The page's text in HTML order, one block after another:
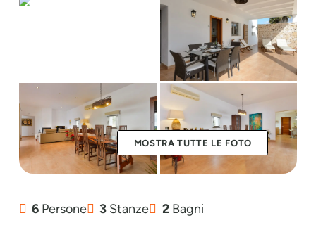
MOSTRA TUTTE LE FOTO
6 Persone 3 Stanze 2Bagni